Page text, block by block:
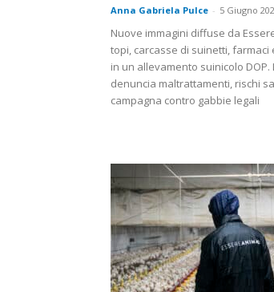
Anna Gabriela Pulce - 5 Giugno
Nuove immagini diffuse da
topi, carcasse di suinetti,
in un allevamento suinicolo DOP.
denuncia maltrattamenti, rischi
campagna contro gabbie legali